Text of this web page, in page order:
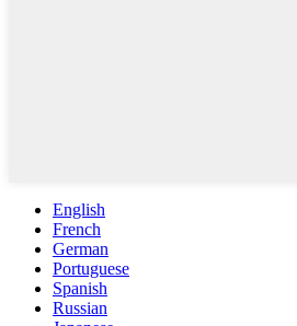
English
French
German
Portuguese
Spanish
Russian